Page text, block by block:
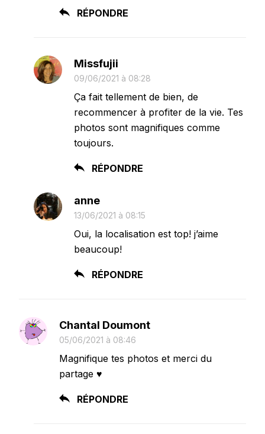
RÉPONDRE
Missfujii
09/06/2021 à 08:28
Ça fait tellement de bien, de
recommencer à profiter de la vie. Tes
photos sont magnifiques comme
toujours.
RÉPONDRE
anne
13/06/2021 à 08:15
Oui, la localisation est top! j’aime
beaucoup!
RÉPONDRE
Chantal Doumont
05/06/2021 à 08:46
Magnifique tes photos et merci du
partage ♥
RÉPONDRE